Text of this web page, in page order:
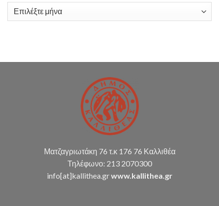
υπηρεσιών
υποστήριξης
σύνταξη
καταστάσεων
κ.α.)
Ιστορικό
Ματζαγριωτάκη 76 τ.κ 176 76 Καλλιθέα
Τηλέφωνο: 213 2070300
info[at]kallithea.grwww.kallithea.gr